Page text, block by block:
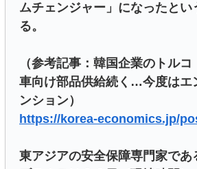
ムチェンジャー」になったとい
る。
（参考記事：韓国企業のトル
車向け部品供給続く…今度はエ
ンション）
https://korea-economics.jp/
東アジアの安全保障専門家であ